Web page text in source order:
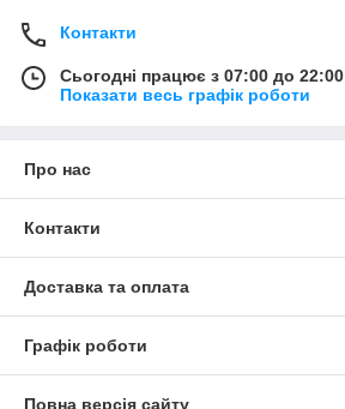
Контакти
Сьогодні працює з 07:00 до 22:00
Показати весь графік роботи
Про нас
Контакти
Доставка та оплата
Графік роботи
Повна версія сайту